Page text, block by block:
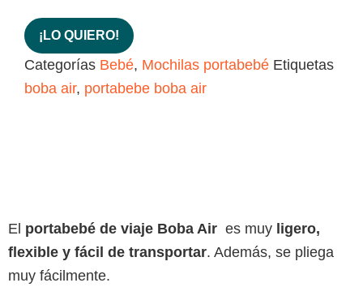
¡LO QUIERO!
Categorías Bebé, Mochilas portabebé Etiquetas
boba air, portabebe boba air
El portabebé de viaje Boba Air es muy ligero,
flexible y fácil de transportar. Además, se pliega
muy fácilmente.